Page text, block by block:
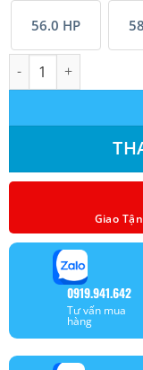
56.0 HP
Máy lạnh giải nhiệt
Giao
0919.941.642
Tư vấn mua
hàng